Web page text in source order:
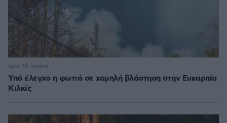
Υπό έλεγχο η φωτιά σε χαμηλή βλάστηση στην Ευκαρπία
Κιλκίς
πριν 15 λεπτά